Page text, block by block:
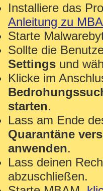
Installiere das
Anleitung zu
Starte
Sollte die
Settings und
Klicke im
starten.
Lass am Ende
Quarantäne
anwenden.
Lass deinen
abzuschließen.